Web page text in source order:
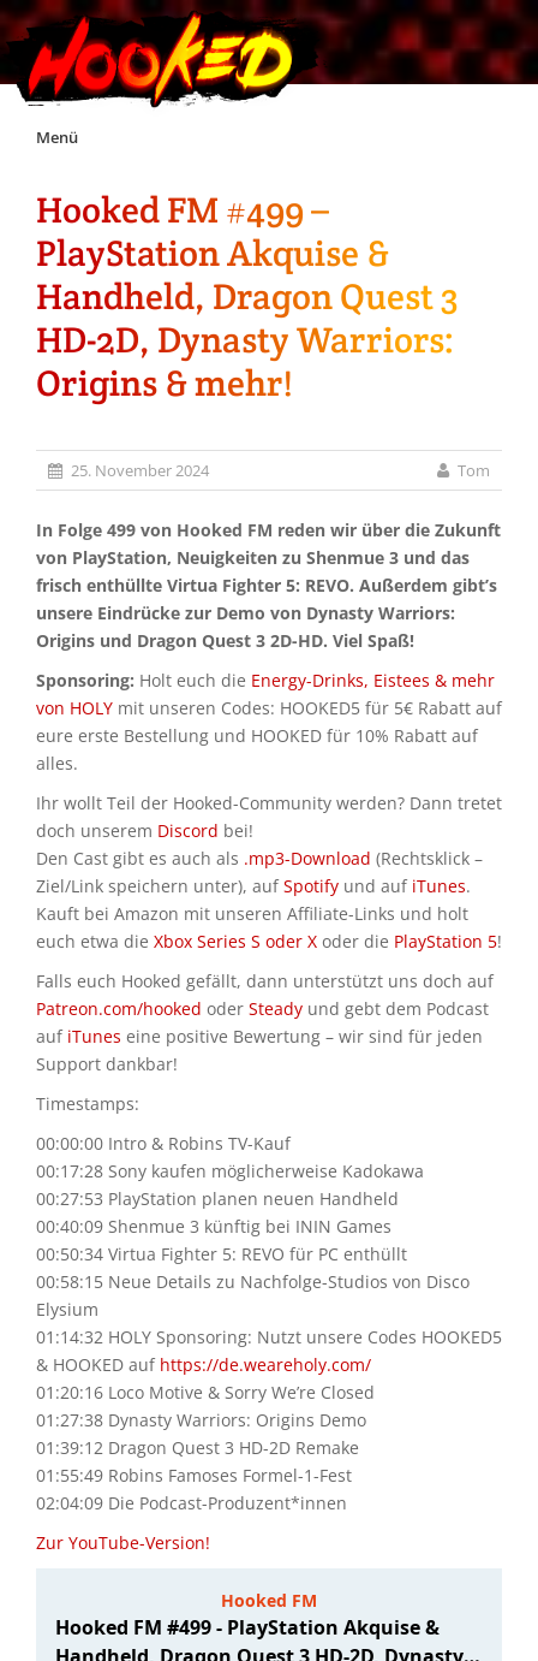
Skip
Menü
Unterstützt Hooked!
Exklusiv für Supporter*innen
Impressum
Discord
Hooked FM #499 –
PlayStation Akquise &
Handheld, Dragon Quest 3
HD-2D, Dynasty Warriors:
Origins & mehr!
25. November 2024 Tom
In Folge 499 von Hooked FM reden wir über die Zukunft
von PlayStation, Neuigkeiten zu Shenmue 3 und das
frisch enthüllte Virtua Fighter 5: REVO. Außerdem gibt’s
unsere Eindrücke zur Demo von Dynasty Warriors:
Origins und Dragon Quest 3 2D-HD. Viel Spaß!
Sponsoring: Holt euch die Energy-Drinks, Eistees & mehr
von HOLY mit unseren Codes: HOOKED5 für 5€ Rabatt auf
eure erste Bestellung und HOOKED für 10% Rabatt auf
alles.
Ihr wollt Teil der Hooked-Community werden? Dann tretet
doch unserem Discord bei!
Den Cast gibt es auch als .mp3-Download (Rechtsklick –
Ziel/Link speichern unter), aufSpotify und auf iTunes.
Kauft bei Amazon mit unseren Affiliate-Links und holt
euch etwa die Xbox Series S oder X oder die PlayStation 5!
Falls euch Hooked gefällt, dann unterstützt uns doch auf
Patreon.com/hooked oder Steady und gebt dem Podcast
auf iTunes eine positive Bewertung – wir sind für jeden
Support dankbar!
Timestamps:
00:00:00 Intro & Robins TV-Kauf
00:17:28 Sony kaufen möglicherweise Kadokawa
00:27:53 PlayStation planen neuen Handheld
00:40:09 Shenmue 3 künftig bei ININ Games
00:50:34 Virtua Fighter 5: REVO für PC enthüllt
00:58:15 Neue Details zu Nachfolge-Studios von Disco
Elysium
01:14:32 HOLY Sponsoring: Nutzt unsere Codes HOOKED5
& HOOKED auf https://de.weareholy.com/
01:20:16 Loco Motive & Sorry We’re Closed
01:27:38 Dynasty Warriors: Origins Demo
01:39:12 Dragon Quest 3 HD-2D Remake
01:55:49 Robins Famoses Formel-1-Fest
02:04:09 Die Podcast-Produzent*innen
Zur YouTube-Version!